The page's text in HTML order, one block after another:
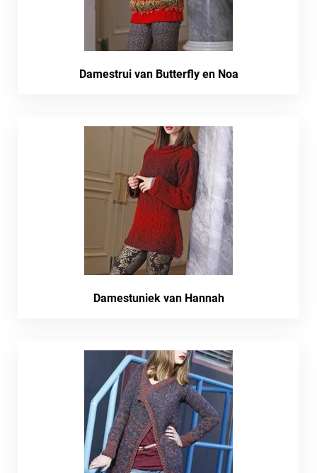
Damestrui van Butterfly en Noa
Damestuniek van Hannah